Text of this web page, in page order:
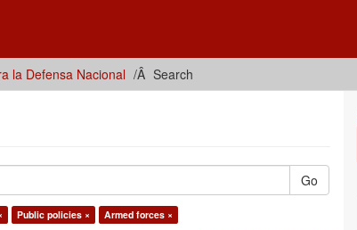
la Defensa Nacional Search
Go
Public policies × Armed forces ×